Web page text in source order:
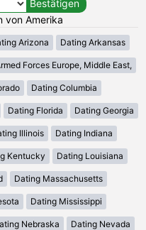
von Amerika
Arizona Dating Arkansas
Forces Europe, Middle East,
Dating Columbia
Dating Florida Dating Georgia
Illinois Dating Indiana
Kentucky Dating Louisiana
Dating Massachusetts
Dating Mississippi
Nebraska Dating Nevada